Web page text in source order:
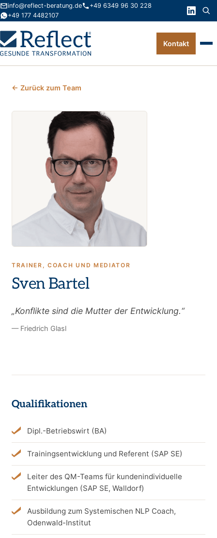
info@reflect-beratung.de
+49 6349 96 30 228
+49 177 4482107
Kontakt
← Zurück zum Team
TRAINER, COACH UND MEDIATOR
Sven Bartel
„Konflikte sind die Mutter der Entwicklung.“
— Friedrich Glasl
Qualifikationen
Dipl.-Betriebswirt (BA)
Trainingsentwicklung und Referent (SAP SE)
Leiter des QM-Teams für kundenindividuelle
Entwicklungen (SAP SE, Walldorf)
Ausbildung zum Systemischen NLP Coach,
Odenwald-Institut